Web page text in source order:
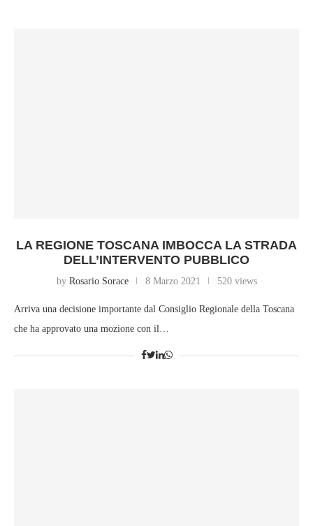
LA REGIONE TOSCANA IMBOCCA LA STRADA
DELL’INTERVENTO PUBBLICO
by Rosario Sorace 8 Marzo 2021 520 views
Arriva una decisione importante dal Consiglio Regionale della Toscana
che ha approvato una mozione con il…